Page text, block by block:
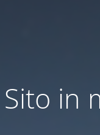
Sito in